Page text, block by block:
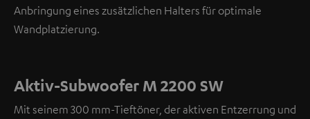
Anbringung eines zusätzlichen Halters für optimale
Wandplatzierung.
Aktiv-Subwoofer M 2200 SW
Mit seinem 300 mm-Tieftöner, der aktiven Entzerrung und